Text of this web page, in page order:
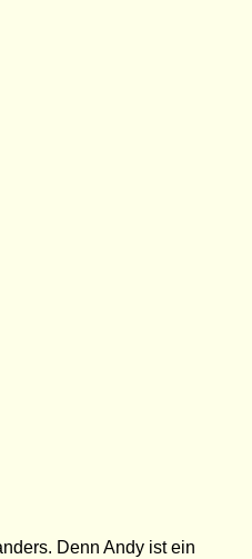
Denn Andy ist ein